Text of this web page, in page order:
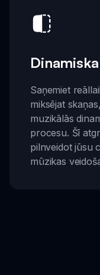
Saņemiet
miksējat
muzikālās
procesu. Šī
pilnveidot jūsu
mūzikas